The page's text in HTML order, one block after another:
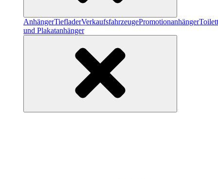
AnhängerTiefladerVerkaufsfahrzeugePromotionanhänger
und Plakatanhänger